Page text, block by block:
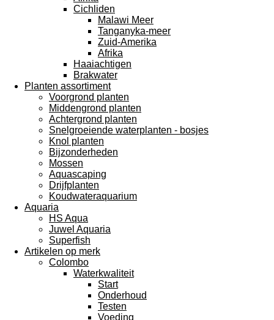
Cichliden
Malawi Meer
Tanganyka-meer
Zuid-Amerika
Afrika
Haaiachtigen
Brakwater
Planten assortiment
Voorgrond planten
Middengrond planten
Achtergrond planten
Snelgroeiende waterplanten - bosjes
Knol planten
Bijzonderheden
Mossen
Aquascaping
Drijfplanten
Koudwateraquarium
Aquaria
HS Aqua
Juwel Aquaria
Superfish
Artikelen op merk
Colombo
Waterkwaliteit
Start
Onderhoud
Testen
Voeding